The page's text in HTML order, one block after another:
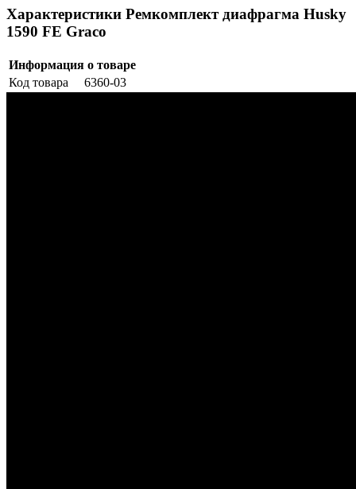
Характеристики Ремкомплект диафрагма Husky
1590 FE Graco
Информация о товаре
Код товара
6360-03